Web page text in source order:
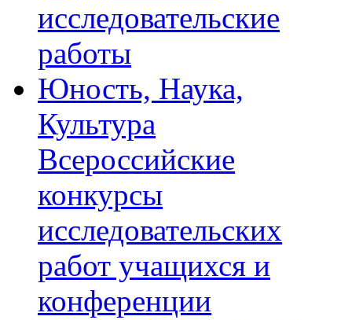
исследовательские
работы
Юность, Наука,
Культура
Всероссийские
конкурсы
исследовательских
работ учащихся и
конференции